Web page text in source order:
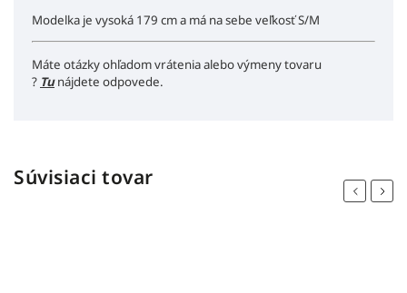
Modelka je vysoká 179 cm a má na sebe veľkosť S/M
Máte otázky ohľadom vrátenia alebo výmeny tovaru
? Tu nájdete odpovede.
Súvisiaci tovar
Previous
Next